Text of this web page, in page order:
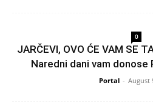
0
JARČEVI, OVO ĆE VAM SE
Naredni dani vam donose
Portal - August